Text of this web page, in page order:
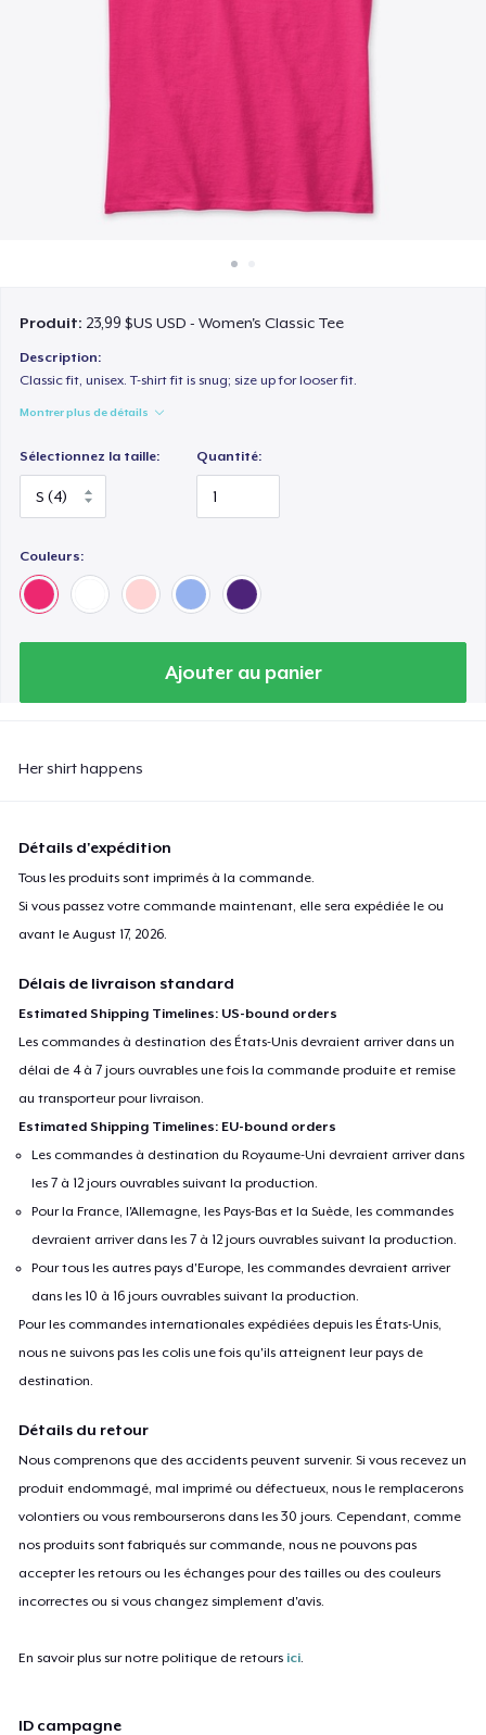
Produit: 23,99 $US USD - Women's Classic Tee
Description:
Classic fit, unisex. T-shirt fit is snug; size up for looser fit.
Montrer plus de détails
Sélectionnez la taille: Quantité:
Couleurs:
Ajouter au panier
Her shirt happens
Détails d'expédition
Tous les produits sont imprimés à la commande.
Si vous passez votre commande maintenant, elle sera expédiée le ou
avant leAugust 17, 2026
Délais de livraison standard
Estimated Shipping Timelines: US-bound orders
Les commandes à destination des États-Unis devraient arriver dans un
délai de 4 à 7 jours ouvrables une fois la commande produite et remise
au transporteur pour livraison.
Estimated Shipping Timelines: EU-bound orders
Les commandes à destination du Royaume-Uni devraient arriver dans
les 7 à 12 jours ouvrables suivant la production.
Pour la France, l'Allemagne, les Pays-Bas et la Suède, les commandes
devraient arriver dans les 7 à 12 jours ouvrables suivant la production.
Pour tous les autres pays d'Europe, les commandes devraient arriver
dans les 10 à 16 jours ouvrables suivant la production.
Pour les commandes internationales expédiées depuis les États-Unis,
nous ne suivons pas les colis une fois qu'ils atteignent leur pays de
destination.
Détails du retour
Nous comprenons que des accidents peuvent survenir. Si vous recevez un
produit endommagé, mal imprimé ou défectueux, nous le remplacerons
volontiers ou vous rembourserons dans les 30 jours. Cependant, comme
nos produits sont fabriqués sur commande, nous ne pouvons pas
accepter les retours ou les échanges pour des tailles ou des couleurs
incorrectes ou si vous changez simplement d'avis.
En savoir plus sur notre politique de retours ici
ID campagne